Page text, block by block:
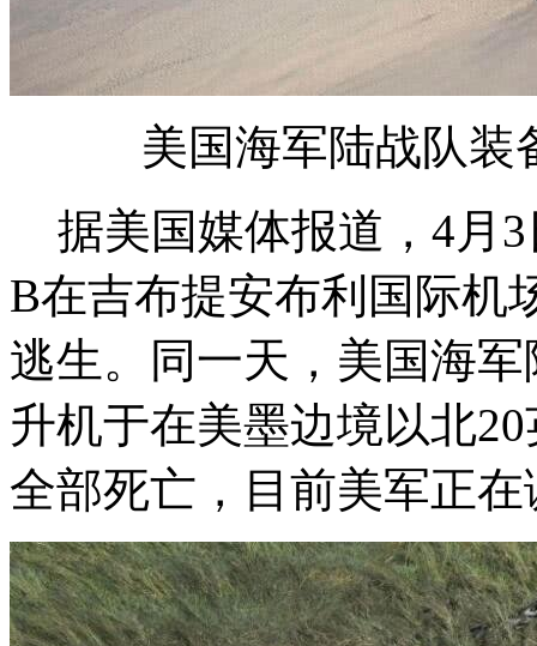
美国海军陆战队装备
据美国媒体报道，4月3
B在吉布提安布利国际机
逃生。同一天，美国海
升机于在美墨边境以北
全部死亡，目前美军正